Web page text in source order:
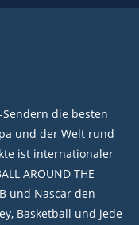
Sendern die besten
und der Welt rund
ist internationaler
AROUND THE
und Nascar den
Basketball und jede